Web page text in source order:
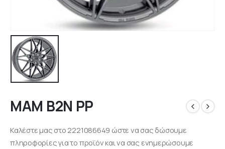
MAM B2N PP
Καλέστε μας στο 2221086649 ώστε να σας δώσουμε
πληροφορίες για το προϊόν και να σας ενημερώσουμε